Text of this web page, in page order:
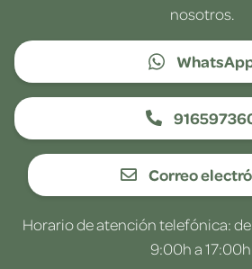
nosotros.
Correo
Horario de atención telefónica: de
9:00h a 17:00h.